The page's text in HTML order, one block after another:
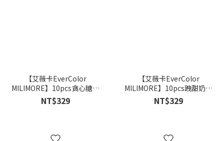
【艾薇卡EverColor
MILIMORE】10pcs貪心糖漿
Yokubari Syrup彩色日拋
NT$329
【艾薇卡EverColor
MILIMORE】10pcs跩甜奶昔
Tokimeki Whip彩色日拋
NT$329